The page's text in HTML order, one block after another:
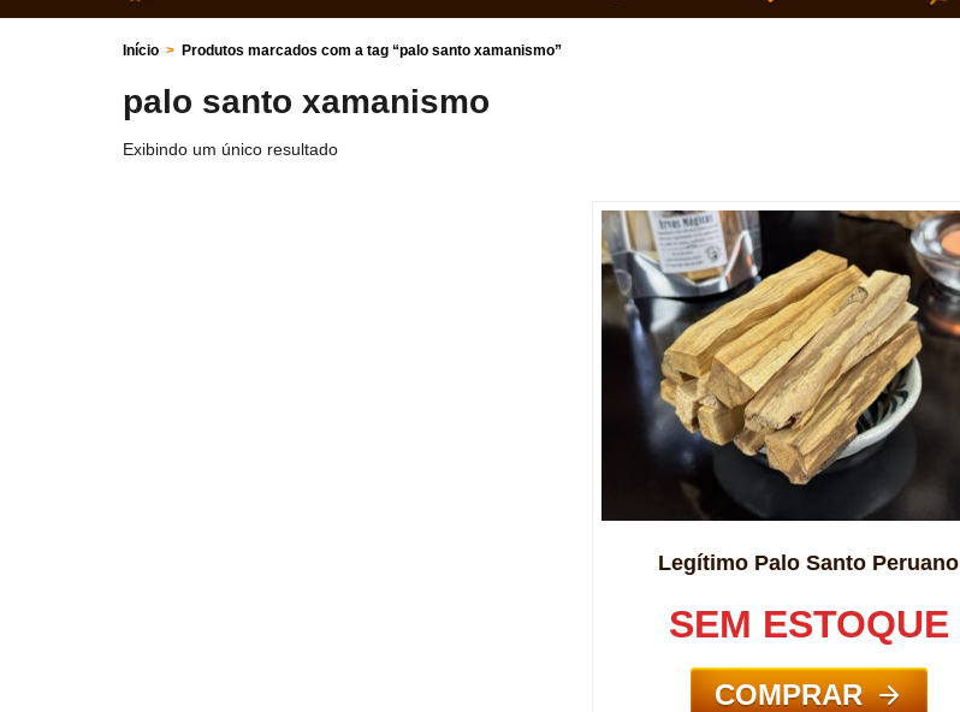
Início > Produtos marcados com a tag “palo santo xamanismo”
palo santo xamanismo
Exibindo um único resultado
Legítimo Palo Santo Peruano
SEM ESTOQUE
COMPRAR